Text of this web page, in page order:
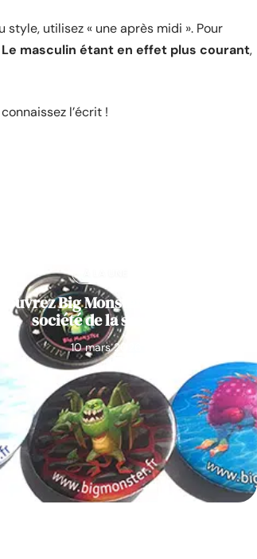
utilisez « une après midi ». Pour
Le masculin étant en effet plus courant,
l’écrit !
Big Monster, notre jeu de
société de la semaine
10 mars 2026